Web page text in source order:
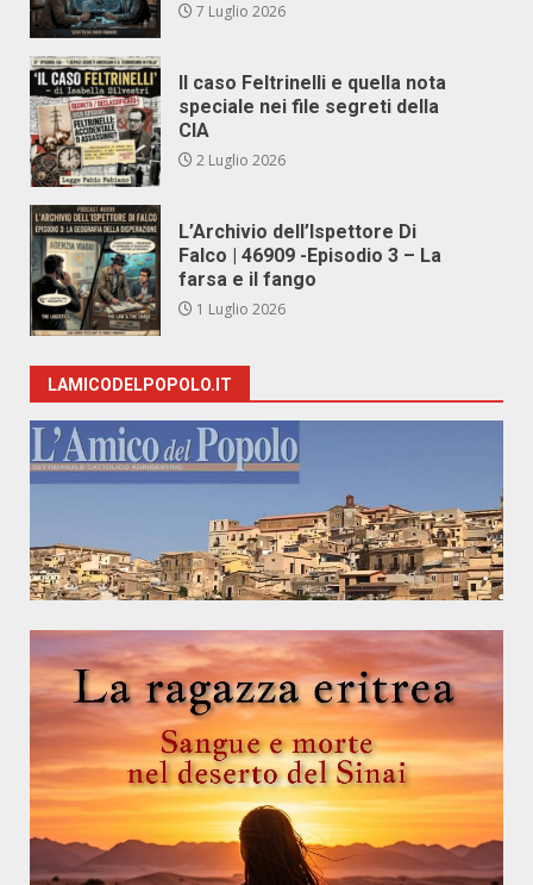
7 Luglio 2026
Il caso Feltrinelli e quella nota
speciale nei file segreti della
CIA
2 Luglio 2026
L’Archivio dell’Ispettore Di
Falco | 46909 -Episodio 3 – La
farsa e il fango
1 Luglio 2026
LAMICODELPOPOLO.IT